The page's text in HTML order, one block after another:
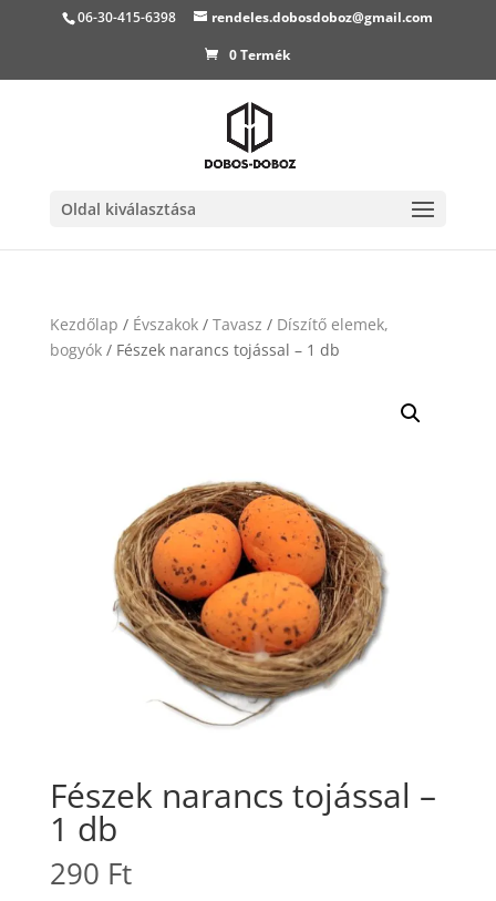
06-30-415-6398
rendeles.dobosdoboz@gmail.com
0 Termék
Oldal kiválasztása
Kezdőlap / Évszakok/ Tavasz / Díszítő elemek,
bogyók/ Fészek narancs tojással – 1 db
Fészek narancs tojással –
1 db
290 Ft